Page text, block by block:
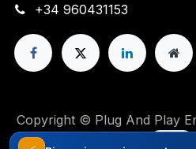
+34 960431153
Copyright © Plug And Play
Con tecnología de